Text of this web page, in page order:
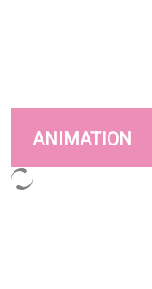
ANIMATION